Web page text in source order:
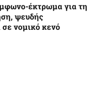
έκτρωμα για τη
ψευδής
νομικό κενό